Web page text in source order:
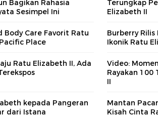
Bagikan Rahasia
Sesimpel Ini
Terungkap
Elizabeth II
Body Care Favorit Ratu
Place
Burberry Rilis
Ikonik Ratu
Ratu Elizabeth II, Ada
Video:
Rayakan 100
II
kepada Pangeran
dari Istana
Mantan
Kisah Cinta